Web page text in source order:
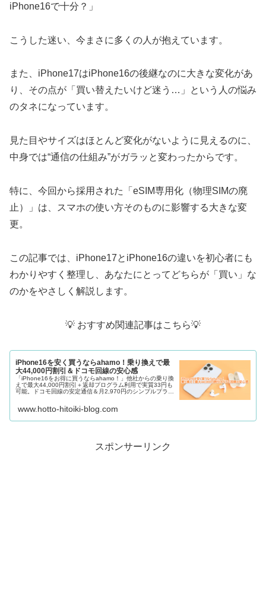
iPhone16で十分？」
こうした迷い、今まさに多くの人が抱えています。
また、iPhone17はiPhone16の後継なのに大きな変化があ
り、その点が「買い替えたいけど迷う…」という人の悩み
のタネになっています。
見た目やサイズはほとんど変化がないように見えるのに、
中身では“通信の仕組み”がガラッと変わったからです。
特に、今回から採用された「eSIM専用化（物理SIMの廃
止）」は、スマホの使い方そのものに影響する大きな変
更。
この記事では、iPhone17とiPhone16の違いを初心者にも
わかりやすく整理し、あなたにとってどちらが「買い」な
のかをやさしく解説します。
💡 おすすめ関連記事はこちら💡
iPhone16を安く買うならahamo！乗り換えで最
大44,000円割引＆ドコモ回線の安心感
「iPhone16をお得に買うならahamo！」他社からの乗り換
えで最大44,000円割引＋返却プログラム利用で実質33円も
可能。ドコモ回線の安定通信＆月2,970円のシンプルプラン
www.hotto-hitoiki-blog.com
スポンサーリンク